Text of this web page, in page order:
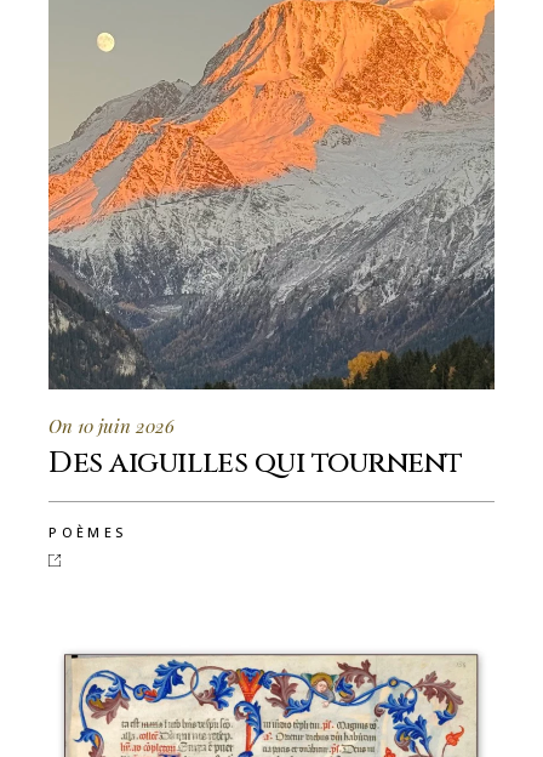
On 10 juin 2026
Des aiguilles qui tournent
POÈMES